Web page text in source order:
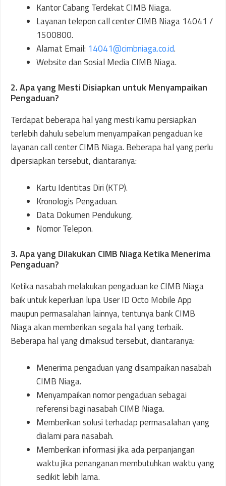
Kantor Cabang Terdekat CIMB Niaga.
Layanan telepon call center CIMB Niaga 14041 /
1500800.
Alamat Email: 14041@cimbniaga.co.id.
Website dan Sosial Media CIMB Niaga.
2. Apa yang Mesti Disiapkan untuk Menyampaikan
Pengaduan?
Terdapat beberapa hal yang mesti kamu persiapkan
terlebih dahulu sebelum menyampaikan pengaduan ke
layanan call center CIMB Niaga. Beberapa hal yang perlu
dipersiapkan tersebut, diantaranya:
Kartu Identitas Diri (KTP).
Kronologis Pengaduan.
Data Dokumen Pendukung.
Nomor Telepon.
3. Apa yang Dilakukan CIMB Niaga Ketika Menerima
Pengaduan?
Ketika nasabah melakukan pengaduan ke CIMB Niaga
baik untuk keperluan lupa User ID Octo Mobile App
maupun permasalahan lainnya, tentunya bank CIMB
Niaga akan memberikan segala hal yang terbaik.
Beberapa hal yang dimaksud tersebut, diantaranya:
Menerima pengaduan yang disampaikan nasabah
CIMB Niaga.
Menyampaikan nomor pengaduan sebagai
referensi bagi nasabah CIMB Niaga.
Memberikan solusi terhadap permasalahan yang
dialami para nasabah.
Memberikan informasi jika ada perpanjangan
waktu jika penanganan membutuhkan waktu yang
sedikit lebih lama.